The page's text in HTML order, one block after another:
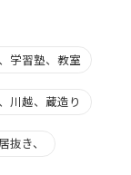
学習塾、教室
川越、蔵造り
き、